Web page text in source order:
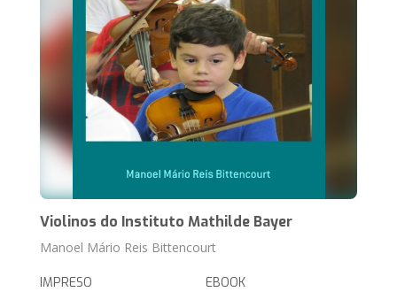
Violinos do Instituto Mathilde Bayer
Manoel Mário Reis Bittencourt
IMPRESO EBOOK